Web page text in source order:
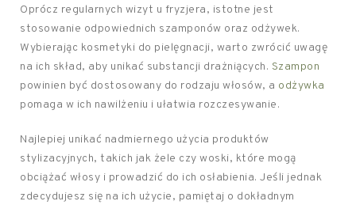
Oprócz regularnych wizyt u fryzjera, istotne jest
stosowanie odpowiednich szamponów oraz odżywek.
Wybierając kosmetyki do pielęgnacji, warto zwrócić uwagę
na ich skład, aby unikać substancji drażniących. Szampon
powinien być dostosowany do rodzaju włosów, a odżywka
pomaga w ich nawilżeniu i ułatwia rozczesywanie.
Najlepiej unikać nadmiernego użycia produktów
stylizacyjnych, takich jak żele czy woski, które mogą
obciążać włosy i prowadzić do ich osłabienia. Jeśli jednak
zdecydujesz się na ich użycie, pamiętaj o dokładnym